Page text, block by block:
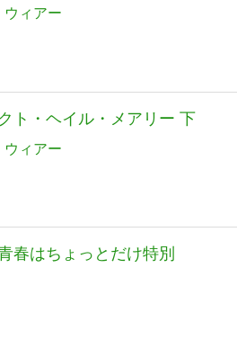
ウィアー
ト・ヘイル・メアリー 下
ウィアー
春はちょっとだけ特別